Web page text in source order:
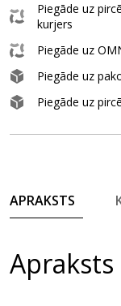
Piegāde uz
kurjers
Piegāde uz
Piegāde uz
Piegāde uz
APRAKSTS
Apraksts